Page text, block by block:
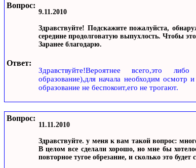
Вопрос:
9.11.2010
Здравствуйте! Подскажите пожалуйста,
середине продолговатую выпухлость. Чтобы
Заранее благодарю.
Ответ:
Здравствуйте!Вероятнее всего,это
образование),для начала необходим осмотр
образование не беспокоит,его не трогают.
Вопрос:
11.11.2010
Здравствуйте. у меня к вам такой вопрос:
В целом все сделали хорошо, но мне бы
повторное тугое обрезание, и сколько это будет